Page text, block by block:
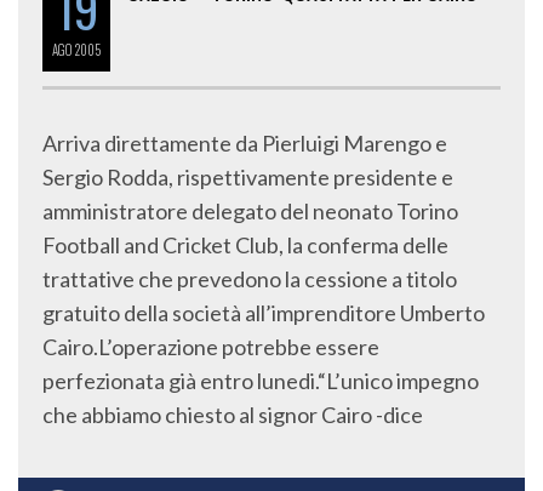
AGO2005
Arriva direttamente da Pierluigi Marengo e
Sergio Rodda, rispettivamente presidente e
amministratore delegato del neonato Torino
Football and Cricket Club, la conferma delle
trattative che prevedono la cessione a titolo
gratuito della società all’imprenditore Umberto
Cairo.L’operazione potrebbe essere
perfezionata già entro lunedi.“L’unico impegno
che abbiamo chiesto al signor Cairo -dice